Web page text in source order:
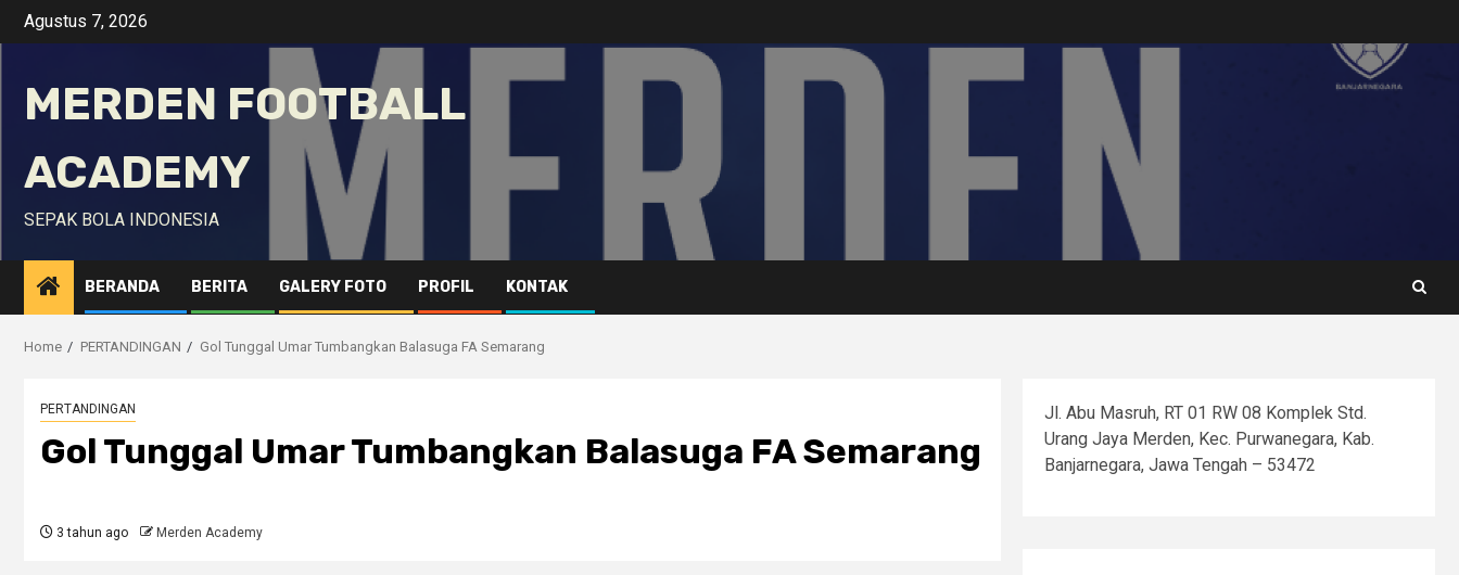
SkipAgustus 7, 2026
MERDEN FOOTBALL
ACADEMY
SEPAK BOLA INDONESIA
BERANDA BERITA GALERY FOTO PROFIL KONTAK
Home PERTANDINGAN Gol Tunggal Umar Tumbangkan Balasuga FA Semarang
PERTANDINGAN
Gol Tunggal Umar Tumbangkan Balasuga FA Semarang
3 tahun ago Merden Academy
Jl. Abu Masruh, RT 01 RW 08 Komplek Std.
Urang Jaya Merden, Kec. Purwanegara, Kab.
Banjarnegara, Jawa Tengah – 53472